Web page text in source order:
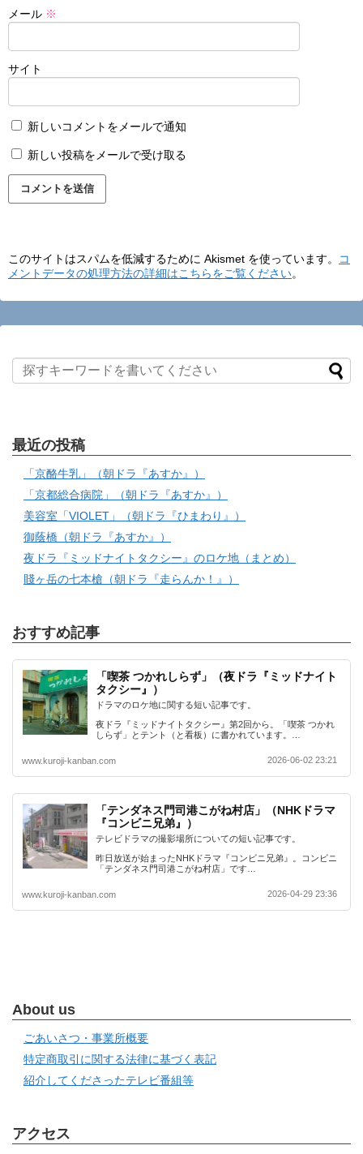
メール ※
サイト
新しいコメントをメールで通知
新しい投稿をメールで受け取る
このサイトはスパムを低減するために Akismet を使っています。
コ
メントデータの処理方法の詳細はこちらをご覧ください。
最近の投稿
「京酪牛乳」（朝ドラ『あすか』）
「京都総合病院」（朝ドラ『あすか』）
美容室「VIOLET」（朝ドラ『ひまわり』）
御蔭橋（朝ドラ『あすか』）
夜ドラ『ミッドナイトタクシー』のロケ地（まとめ）
賤ヶ岳の七本槍（朝ドラ『走らんか！』）
おすすめ記事
「喫茶 つかれしらず」（夜ドラ『ミッドナイト
タクシー』）
ドラマのロケ地に関する短い記事です。
夜ドラ『ミッドナイトタクシー』第2回から。「喫茶 つかれ
しらず」とテント（と看板）に書かれています。…
www.kuroji-kanban.com 2026-06-02 23:21
「テンダネス門司港こがね村店」（NHKドラマ
『コンビニ兄弟』）
テレビドラマの撮影場所についての短い記事です。
昨日放送が始まったNHKドラマ『コンビニ兄弟』。コンビニ
「テンダネス門司港こがね村店」です…
www.kuroji-kanban.com 2026-04-29 23:36
About us
ごあいさつ・事業所概要
特定商取引に関する法律に基づく表記
紹介してくださったテレビ番組等
アクセス